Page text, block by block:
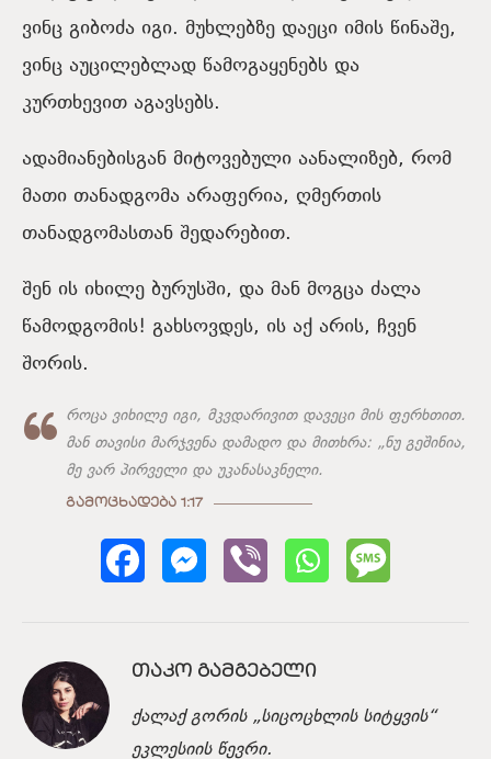
ვინც გიბოძა იგი. მუხლებზე დაეცი იმის წინაშე,
ვინც აუცილებლად წამოგაყენებს და
კურთხევით აგავსებს.
ადამიანებისგან მიტოვებული აანალიზებ, რომ
მათი თანადგომა არაფერია, ღმერთის
თანადგომასთან შედარებით.
შენ ის იხილე ბურუსში, და მან მოგცა ძალა
წამოდგომის! გახსოვდეს, ის აქ არის, ჩვენ
შორის.
როცა ვიხილე იგი, მკვდარივით დავეცი მის ფერხთით.
მან თავისი მარჯვენა დამადო და მითხრა: „ნუ გეშინია,
მე ვარ პირველი და უკანასაკნელი.
ᲒᲐᲛᲝᲪᲮᲐᲓᲔᲑᲐ 1:17
ᲗᲐᲙᲝ ᲒᲐᲛᲒᲔᲑᲔᲚᲘ
ქალაქ გორის „სიცოცხლის სიტყვის“
ეკლესიის წევრი.